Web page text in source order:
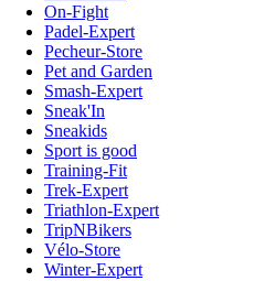
On-Fight
Padel-Expert
Pecheur-Store
Pet and Garden
Smash-Expert
Sneak'In
Sneakids
Sport is good
Training-Fit
Trek-Expert
Triathlon-Expert
TripNBikers
Vélo-Store
Winter-Expert